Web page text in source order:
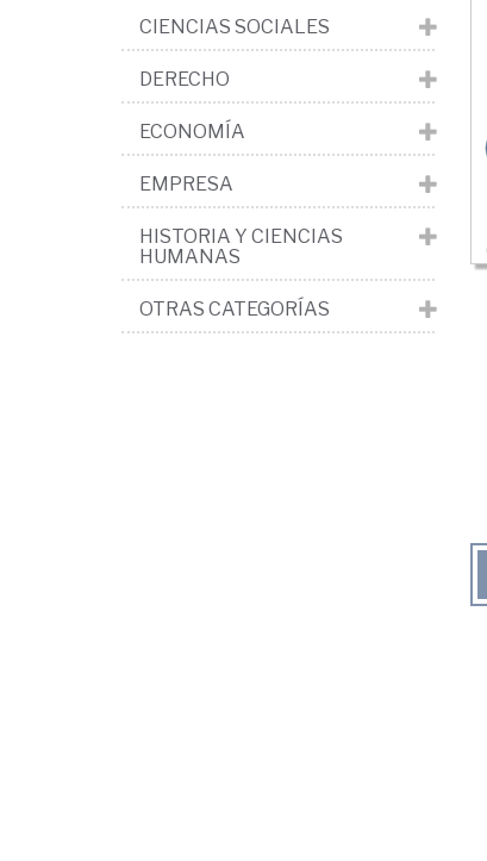
CIENCIAS SOCIALES
DERECHO
ECONOMÍA
EMPRESA
HISTORIA Y CIENCIAS
HUMANAS
OTRAS CATEGORÍAS